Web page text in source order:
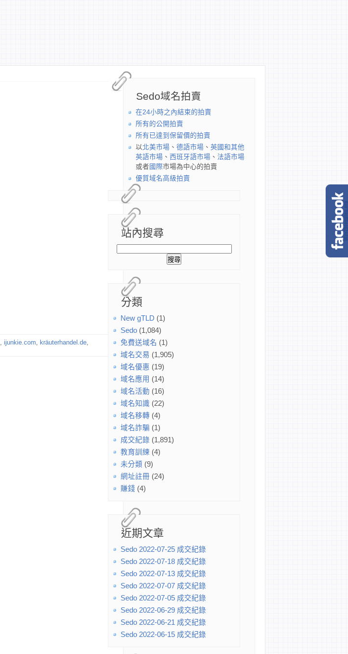
Sedo域名拍賣
在24小時之內結束的拍賣
所有的公開拍賣
所有已達到保留價的拍賣
以北美市場 、 德語市場 、 英國和其他
英語市場 、 西班牙語市場 、 法語市場
或者 國際市場為中心的拍賣
優質域名高級拍賣
站內搜尋
分類
New gTLD (1)
Sedo (1,084)
免費送域名 (1)
域名交易 (1,905)
域名優惠 (19)
域名應用 (14)
域名活動 (16)
域名知識 (22)
域名移轉 (4)
域名詐騙 (1)
成交紀錄 (1,891)
教育訓練 (4)
未分類 (9)
網址註冊 (24)
賺錢 (4)
近期文章
Sedo 2022-07-25 成交紀錄
Sedo 2022-07-18 成交紀錄
Sedo 2022-07-13 成交紀錄
Sedo 2022-07-07 成交紀錄
Sedo 2022-07-05 成交紀錄
Sedo 2022-06-29 成交紀錄
Sedo 2022-06-21 成交紀錄
Sedo 2022-06-15 成交紀錄
, ijunkie.com, kräuterhandel.de,